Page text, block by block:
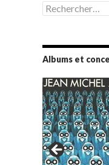
Rechercher :
Albums et